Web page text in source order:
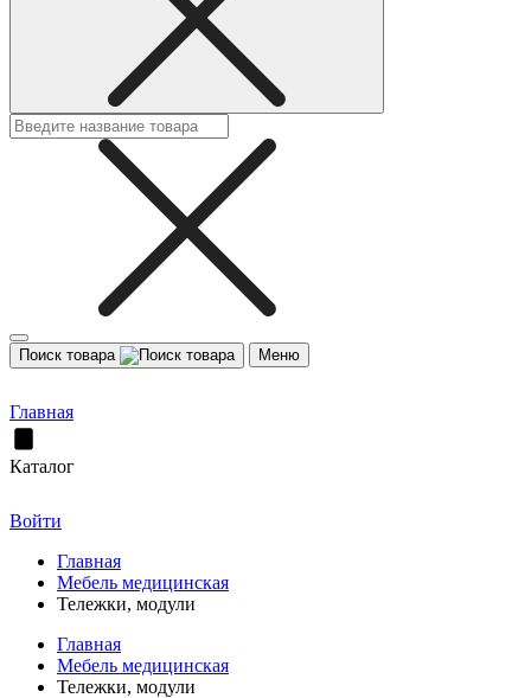
Поиск товара Меню
Главная
Каталог
Войти
Главная
Мебель медицинская
Тележки, модули
Главная
Мебель медицинская
Тележки, модули